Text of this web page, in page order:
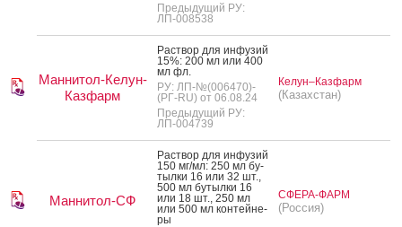
Предыдущий РУ:
ЛП-008538
Маннитол-Келун-
Казфарм
Рас­твор для ин­фу­зий
15%: 200 мл или 400
мл фл.
РУ: ЛП-№(006470)-
(РГ-RU) от 06.08.24
Предыдущий РУ:
ЛП-004739
Келун–Казфарм
(Казахстан)
Маннитол-СФ
Рас­твор для ин­фу­зий
150 мг/мл: 250 мл бу­
тыл­ки 16 или 32 шт.,
500 мл бу­тыл­ки 16
или 18 шт., 250 мл
или 500 мл кон­тей­не­
ры
СФЕРА-ФАРМ
(Россия)